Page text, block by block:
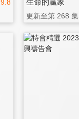
9.8
更新至第 268 集